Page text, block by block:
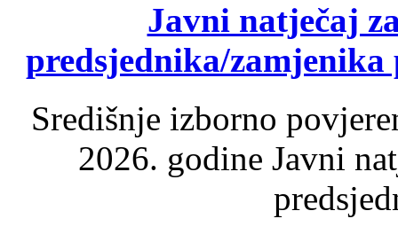
Javni natječaj
predsjednika/
Središnje izborno
2026. godine Javni